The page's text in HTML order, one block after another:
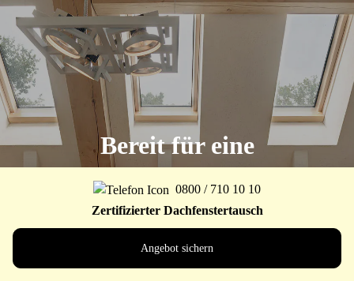
Bereit für eine
Veränderung?
0800 / 710 10 10
Zertifizierter Dachfenstertausch
Angebot sichern